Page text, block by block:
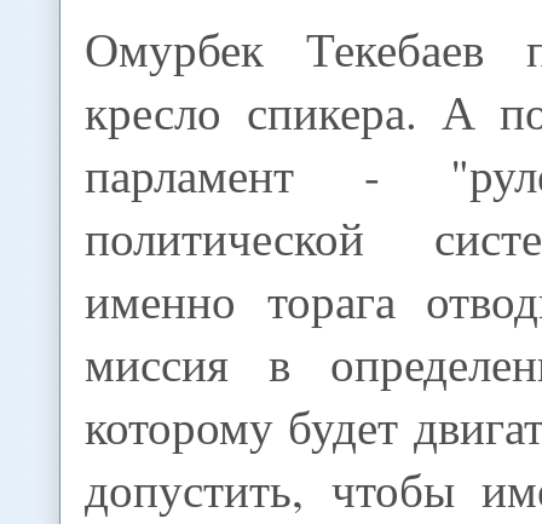
Омурбек Текебаев
кресло спикера. А
парламент -
политической
именно торага
миссия в
которому будет
допустить, чтобы